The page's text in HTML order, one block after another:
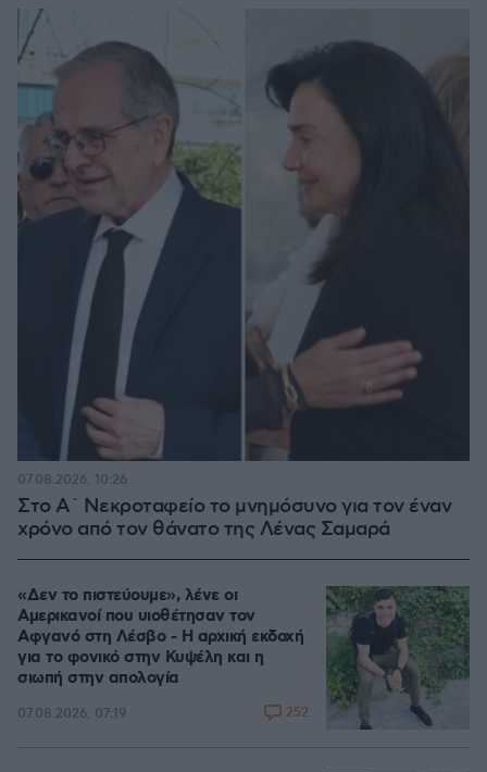
Στο Α΄ Νεκροταφείο το μνημόσυνο για τον έναν
χρόνο από τον θάνατο της Λένας Σαμαρά
07.08.2026, 10:26
«Δεν το πιστεύουμε», λένε οι
Αμερικανοί που υιοθέτησαν τον
Αφγανό στη Λέσβο - Η αρχική εκδοχή
για το φονικό στην Κυψέλη και η
σιωπή στην απολογία
07.08.2026, 07:19 252